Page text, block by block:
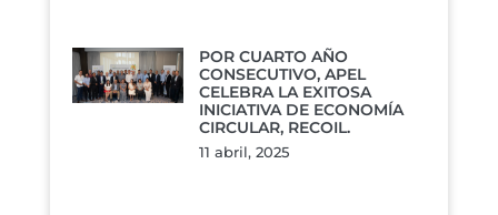
POR CUARTO AÑO
CONSECUTIVO, APEL
CELEBRA LA EXITOSA
INICIATIVA DE ECONOMÍA
CIRCULAR, RECOIL.
11 abril, 2025